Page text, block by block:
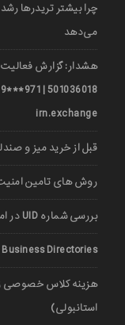
می‌دهد
هشدار: گزارش
irn.exchange
قبل از خرید میز و
روش های تامین
بررسی شماره UID در امارات (UAE Unified Number)
Business Directories
استانبولی)